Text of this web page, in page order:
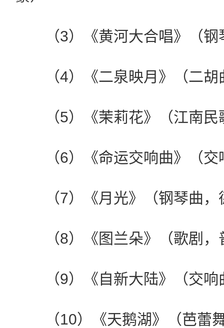
（3）《黄河大合唱》（钢
（4）《二泉映月》（二胡
（5）《茉莉花》（江南民
（6）《命运交响曲》（交
（7）《月光》（钢琴曲，
（8）《图兰朵》（歌剧，
（9）《自新大陆》（交响
（10）《天鹅湖》（芭蕾